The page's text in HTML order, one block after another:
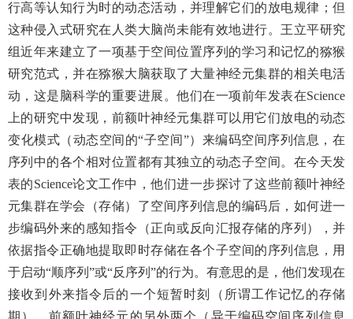
行高等认知行为时的动态活动，并理解它们的放电规律；但
这种侵入式研究在人类大脑尚未能有效地进行。王立平研究
组近年来建立了一项基于空间位置序列的学习和记忆的猕猴
研究范式，并在猕猴大脑获取了大量神经元集群的相关电活
动，这是脑科学的重要进展。他们在一项前年发表在Science
上的研究中发现，前额叶神经元集群可以用它们放电的动态
变化模式（动态空间的“子空间”）来编码空间序列信息，在
序列中的各个相对位置都有其独立的动态子空间。在今天发
表的Science论文工作中，他们进一步探讨了这些前额叶神经
元集群在学会（存储）了空间序列信息的编码后，如何进一
步编码外来的感知指令（正向或反向汇报存储的序列），并
依据指令正确地提取即时存储在各个子空间的序列信息，用
于启动“顺序列”或“反序列”的行为。有意思的是，他们发现在
接收到外来指令后的一个短暂时刻（所谓工作记忆的存储